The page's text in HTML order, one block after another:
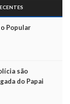
Popular
são
do Papai